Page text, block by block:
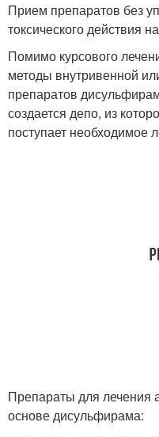
Прием препаратов без
токсического действия
Помимо курсового
методы внутривенной
препаратов
создается депо, из
поступает необходимое
Препараты для лечения
основе дисульфирама: